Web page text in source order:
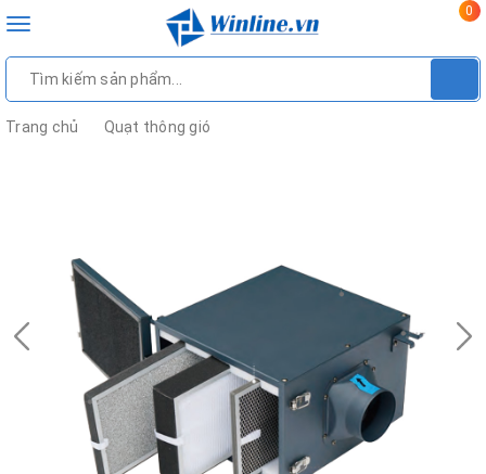
Toggle
0
Trang chủ Quạt thông gió